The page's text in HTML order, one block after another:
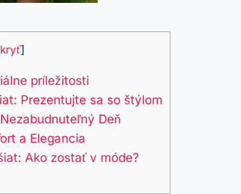
]
príležitosti
Prezentujte sa so štýlom
Deň
a Elegancia
Ako zostať v móde?